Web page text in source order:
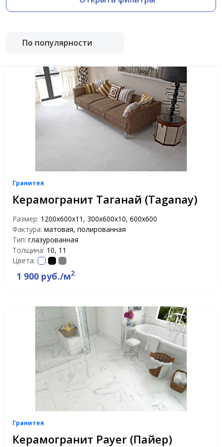
По популярности
Гранитея
Керамогранит Таганай (Taganay)
Размер: 1200х600х11, 300х600х10, 600х600
Фактура: матовая, полированная
Тип: глазурованная
Толщина: 10, 11
Цвета:
1 900 руб./м2
Гранитея
Керамогранит Payer (Пайер)